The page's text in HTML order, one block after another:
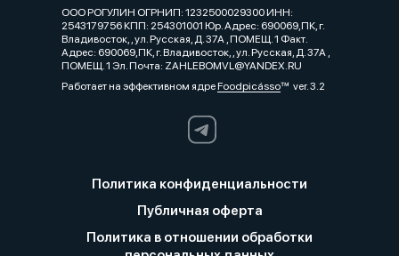
ООО РОГУЛИН ОГРНИП: 1232500029300 ИНН:
2543179756 КПП: 254301001 Юр. Адрес: 690069,ПК, г.
Владивосток, , ул. Русская, Д. 37А , ПОМЕЩ. 1 Факт.
Адрес: 690069,ПК, г. Владивосток, , ул. Русская, Д. 37А ,
ПОМЕЩ. 1 Эл. Почта: ZAHLEBOMVL@YANDEX.RU
Работает на эффективном ядреFoodpicássover. 3.2
Политика конфиденциальности
Публичная оферта
Политика в отношении обработки